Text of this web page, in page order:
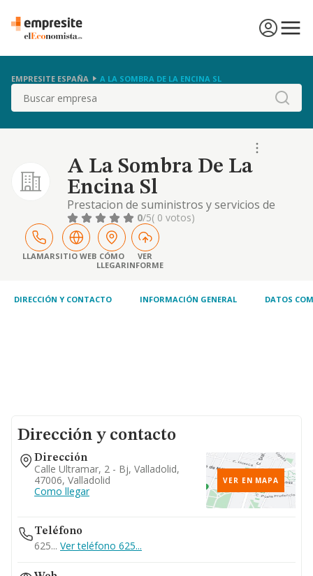
EMPRESITE ESPAÑA A LA SOMBRA DE LA ENCINA SL
Buscar
A La Sombra De La
Encina Sl
Prestacion de suministros y servicios de
alimentos preparados y bebidas en
cafeterias, bares, restaurantes, discotecas y
establecimientos similares en cualquiera de
sus categroias. la explotacion de negocios de
alimentac
0/5( 0 votos)
LLAMARSITIO WEB CÓMO
LLEGAR
VER
INFORME
DIRECCIÓN Y CONTACTO INFORMACIÓN GENERAL DATOS
Dirección y contacto
Dirección
Calle Ultramar, 2 - Bj, Valladolid,
47006, Valladolid
Como llegar
VER EN MAPA
Teléfono
625... Ver teléfono 625...